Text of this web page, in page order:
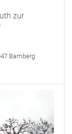
zur
Bamberg